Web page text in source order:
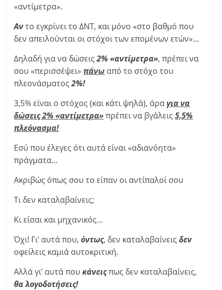
«αντίμετρα».
Αντο εγκρίνει το ΔΝΤ, και μόνο «στο βαθμό που
δεν απειλούνται οι στόχοι των επομένων ετών»…
Δηλαδή για να δώσεις2% «αντίμετρα», πρέπει να
σου «περισσέψει»πάνω από το στόχο του
πλεονάσματος2%!
3,5% είναι ο στόχος (και κάτι ψηλά), άραγια να
δώσεις 2% «αντίμετρα»πρέπει να βγάλεις5,5%
πλεόνασμα!
Εσύ που έλεγες ότι αυτά είναι «αδιανόητα»
πράγματα…
Ακριβώς όπως σου το είπαν οι αντίπαλοί σου
Τι δεν καταλαβαίνεις;
Κι είσαι και μηχανικός…
Όχι! Γι’ αυτά που,όντως, δεν καταλαβαίνειςδεν
οφείλεις καμιά αυτοκριτική.
Αλλά γι’ αυτά πουκάνειςπως δεν καταλαβαίνεις,
θα λογοδοτήσεις!